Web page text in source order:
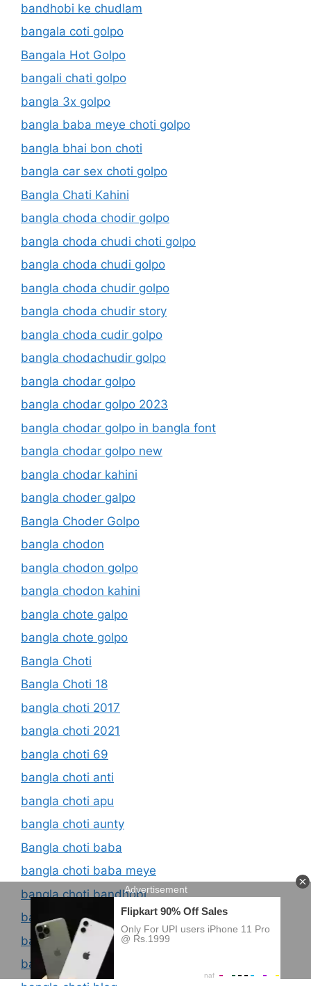
bandhobi ke chudlam
bangala coti golpo
Bangala Hot Golpo
bangali chati golpo
bangla 3x golpo
bangla baba meye choti golpo
bangla bhai bon choti
bangla car sex choti golpo
Bangla Chati Kahini
bangla choda chodir golpo
bangla choda chudi choti golpo
bangla choda chudi golpo
bangla choda chudir golpo
bangla choda chudir story
bangla choda cudir golpo
bangla chodachudir golpo
bangla chodar golpo
bangla chodar golpo 2023
bangla chodar golpo in bangla font
bangla chodar golpo new
bangla chodar kahini
bangla choder galpo
Bangla Choder Golpo
bangla chodon
bangla chodon golpo
bangla chodon kahini
bangla chote galpo
bangla chote golpo
Bangla Choti
Bangla Choti 18
bangla choti 2017
bangla choti 2021
bangla choti 69
bangla choti anti
bangla choti apu
bangla choti aunty
Bangla choti baba
bangla choti baba meye
bangla choti bandhobi
bangla choti bd
bangla choti bidhoba
bangla choti biyan